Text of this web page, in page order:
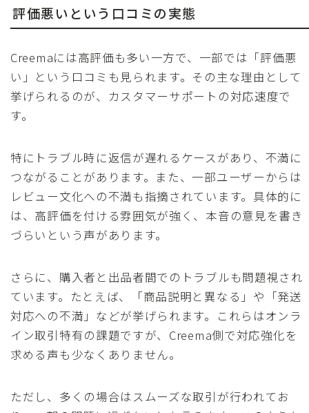
評価悪いという口コミの実態
Creemaには高評価も多い一方で、一部では「評価悪
い」という口コミも見られます。その主な理由として
挙げられるのが、カスタマーサポートの対応速度で
す。
特にトラブル時に返信が遅れるケースがあり、不満に
つながることがあります。また、一部ユーザーからは
レビュー文化への不満も指摘されています。具体的に
は、高評価を付ける雰囲気が強く、本音の意見を書き
づらいという声があります。
さらに、購入者と出品者間でのトラブルも問題視され
ています。たとえば、「商品説明と異なる」や「発送
対応への不満」などが挙げられます。これらはオンラ
イン取引特有の課題ですが、Creema側で対応強化を
求める声も少なくありません。
ただし、多くの場合はスムーズな取引が行われてお